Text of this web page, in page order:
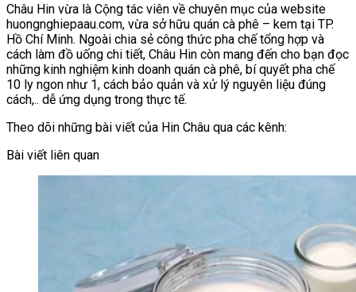
Châu Hin vừa là Cộng tác viên về chuyên mục của website
huongnghiepaau.com, vừa sở hữu quán cà phê – kem tại TP.
Hồ Chí Minh. Ngoài chia sẻ công thức pha chế tổng hợp và
cách làm đồ uống chi tiết, Châu Hin còn mang đến cho bạn đọc
những kinh nghiệm kinh doanh quán cà phê, bí quyết pha chế
10 ly ngon như 1, cách bảo quản và xử lý nguyên liệu đúng
cách,.. dễ ứng dụng trong thực tế.
Theo dõi những bài viết của Hin Châu qua các kênh:
Bài viết liên quan